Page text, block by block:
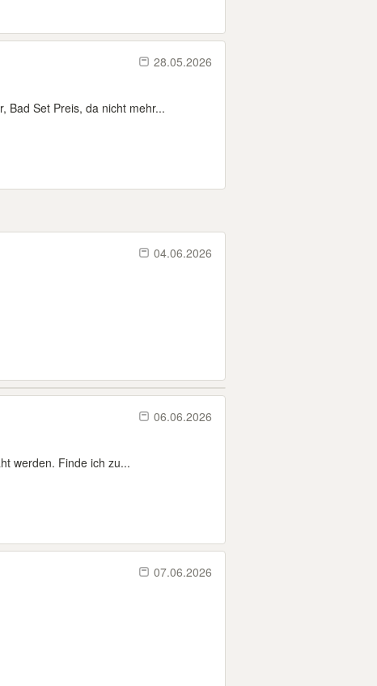
28.05.2026
Bad Set Preis, da nicht mehr...
04.06.2026
06.06.2026
werden. Finde ich zu...
07.06.2026